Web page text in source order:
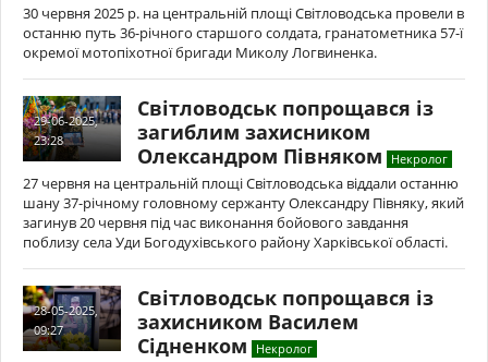
30 червня 2025 р. на центральній площі Світловодська провели в
останню путь 36-річного старшого солдата, гранатометника 57-ї
окремої мотопіхотної бригади Миколу Логвиненка.
29-06-2025,
23:28
Світловодськ попрощався із
загиблим захисником
Олександром Півняком
Некролог
27 червня на центральній площі Світловодська віддали останню
шану 37-річному головному сержанту Олександру Півняку, який
загинув 20 червня під час виконання бойового завдання
поблизу села Уди Богодухівського району Харківської області.
28-05-2025,
09:27
Світловодськ попрощався із
захисником Василем
Сідненком
Некролог